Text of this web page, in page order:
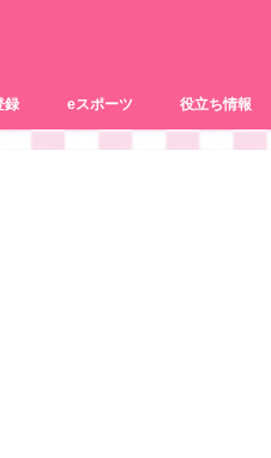
録 eスポーツ 役立ち情報
おまけ記事
動画配信サービ